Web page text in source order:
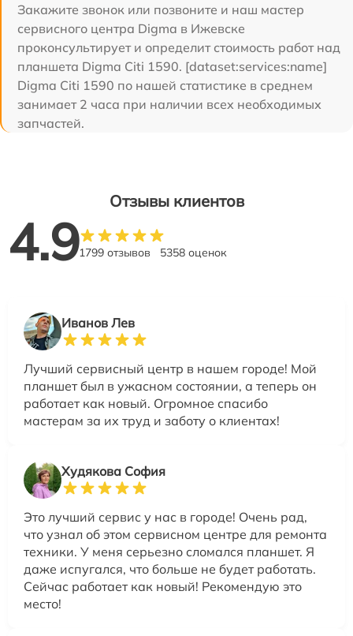
Закажите звонок или позвоните и наш мастер
сервисного центра Digma в Ижевске
проконсультирует и определит стоимость работ над
планшета Digma Citi 1590. [dataset:services:name]
Digma Citi 1590 по нашей статистике в среднем
занимает 2 часа при наличии всех необходимых
запчастей.
Отзывы клиентов
4.91799 отзывов 5358 оценок
Иванов Лев
Лучший сервисный центр в нашем городе! Мой
планшет был в ужасном состоянии, а теперь он
работает как новый. Огромное спасибо
мастерам за их труд и заботу о клиентах!
Худякова София
Это лучший сервис у нас в городе! Очень рад,
что узнал об этом сервисном центре для ремонта
техники. У меня серьезно сломался планшет. Я
даже испугался, что больше не будет работать.
Сейчас работает как новый! Рекомендую это
место!